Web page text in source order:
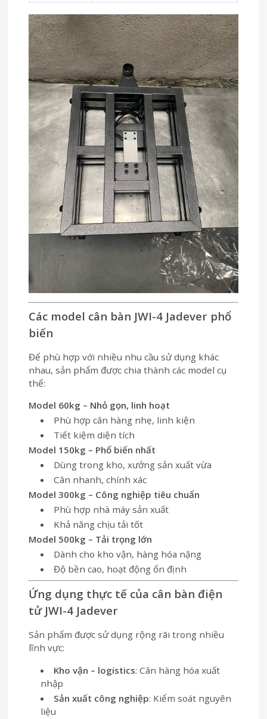
Các model cân bàn JWI-4 Jadever phổ
biến
Để phù hợp với nhiều nhu cầu sử dụng khác
nhau, sản phẩm được chia thành các model cụ
thể:
Model 60kg – Nhỏ gọn, linh hoạt
Phù hợp cân hàng nhẹ, linh kiện
Tiết kiệm diện tích
Model 150kg – Phổ biến nhất
Dùng trong kho, xưởng sản xuất vừa
Cân nhanh, chính xác
Model 300kg – Công nghiệp tiêu chuẩn
Phù hợp nhà máy sản xuất
Khả năng chịu tải tốt
Model 500kg – Tải trọng lớn
Dành cho kho vận, hàng hóa nặng
Độ bền cao, hoạt động ổn định
Ứng dụng thực tế của cân bàn điện
tử JWI-4 Jadever
Sản phẩm được sử dụng rộng rãi trong nhiều
lĩnh vực:
Kho vận – logistics: Cân hàng hóa xuất
nhập
Sản xuất công nghiệp: Kiểm soát nguyên
liệu